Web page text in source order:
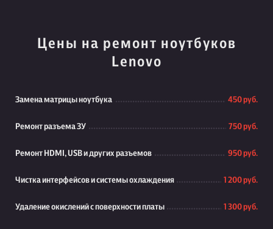
Цены на ремонт ноутбуков
Lenovo
Замена матрицы ноутбука 450 руб.
Ремонт разъема ЗУ 750 руб.
Ремонт HDMI, USB и других разъемов 950 руб.
Чистка интерфейсов и системы охлаждения 1 200 руб.
Удаление окислений с поверхности платы 1 300 руб.